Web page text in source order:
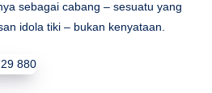
sebagai cabang – sesuatu yang
idola tiki – bukan kenyataan.